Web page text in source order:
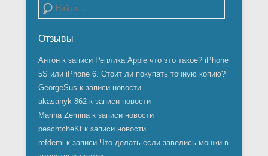
Поиск
Отзывы
Антон к записи Реплика Apple что это такое? iPhone
5S или iPhone 6. Стоит ли покупать точную копию?
GeorgeSus к записи новости
akasanyk-862 к записи новости
Marina Zemina к записи новости
peachtcheKt к записи новости
refdemi к записи Что делать если завелись мошки в